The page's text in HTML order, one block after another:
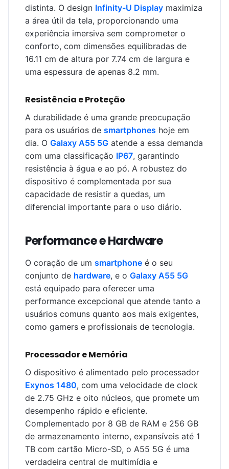
distinta. O design Infinity-U Display maximiza
a área útil da tela, proporcionando uma
experiência imersiva sem comprometer o
conforto, com dimensões equilibradas de
16.11 cm de altura por 7.74 cm de largura e
uma espessura de apenas 8.2 mm.
Resistência e Proteção
A durabilidade é uma grande preocupação
para os usuários de smartphones hoje em
dia. O Galaxy A55 5G atende a essa demanda
com uma classificação IP67, garantindo
resistência à água e ao pó. A robustez do
dispositivo é complementada por sua
capacidade de resistir a quedas, um
diferencial importante para o uso diário.
Performance e Hardware
O coração de um smartphone é o seu
conjunto de hardware, e o Galaxy A55 5G
está equipado para oferecer uma
performance excepcional que atende tanto a
usuários comuns quanto aos mais exigentes,
como gamers e profissionais de tecnologia.
Processador e Memória
O dispositivo é alimentado pelo processador
Exynos 1480, com uma velocidade de clock
de 2.75 GHz e oito núcleos, que promete um
desempenho rápido e eficiente.
Complementado por 8 GB de RAM e 256 GB
de armazenamento interno, expansíveis até 1
TB com cartão Micro-SD, o A55 5G é uma
verdadeira central de multimídia e